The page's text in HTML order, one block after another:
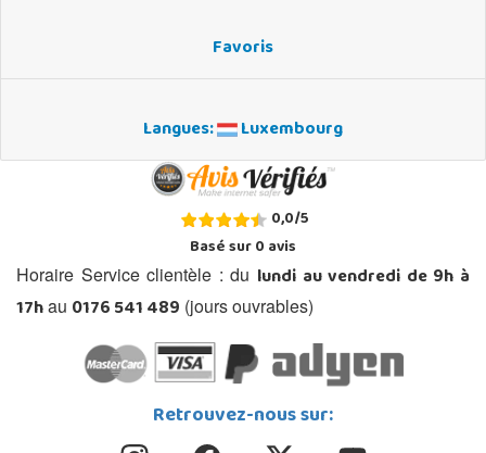
Favoris
Langues: Luxembourg
0,0/5
Basé sur0avis
Horaire Service clientèle : du lundi au vendredi de 9h à
17hau 0176 541 489 (jours ouvrables)
Retrouvez-nous sur: